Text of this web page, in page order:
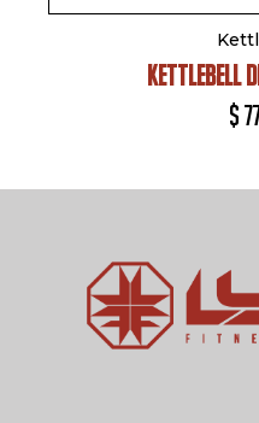
KETTLEBELL
$